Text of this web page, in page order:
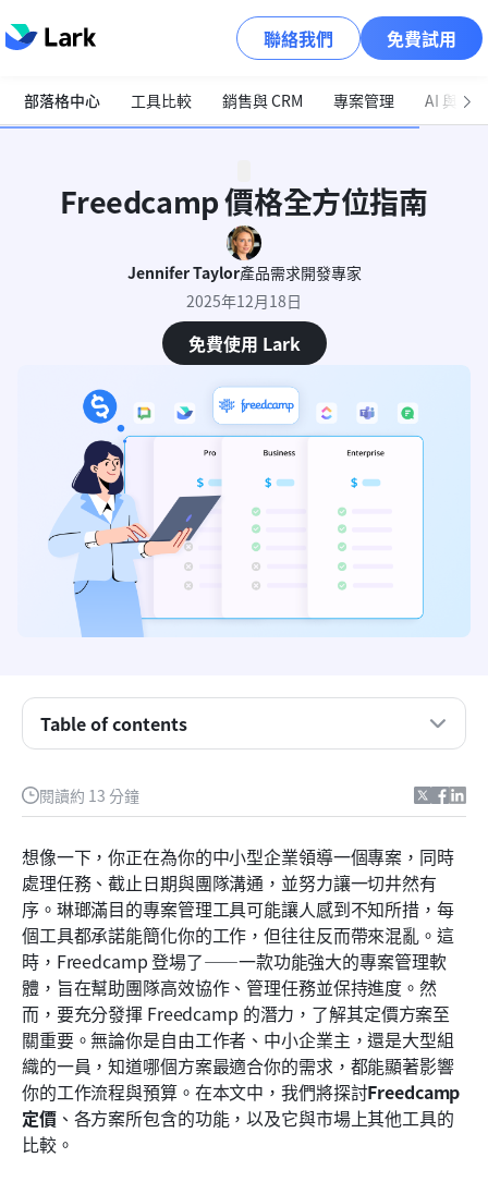
聯絡我們 免費試用
部落格中心 工具比較 銷售與 CRM 專案管理 AI 與自
Freedcamp 價格全方位指南
Jennifer Taylor產品需求開發專家
2025年12月18日
免費使用 Lark
閱讀約 13 分鐘
想像一下，你正在為你的中小型企業領導一個專案，同時
處理任務、截止日期與團隊溝通，並努力讓一切井然有
序。琳瑯滿目的專案管理工具可能讓人感到不知所措，每
個工具都承諾能簡化你的工作，但往往反而帶來混亂。這
時，Freedcamp 登場了——一款功能強大的專案管理軟
體，旨在幫助團隊高效協作、管理任務並保持進度。然
而，要充分發揮 Freedcamp 的潛力，了解其定價方案至
關重要。無論你是自由工作者、中小企業主，還是大型組
織的一員，知道哪個方案最適合你的需求，都能顯著影響
你的工作流程與預算。在本文中，我們將探討Freedcamp
定價、各方案所包含的功能，以及它與市場上其他工具的
比較。
Table of contents
Freedcamp 概述
Freedcamp 價格方案的詳細分析
Freedcamp 功能與定價分析
現代且智慧的替代方案：Lark
結論
常見問題
相關閱讀